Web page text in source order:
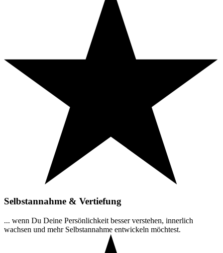
Selbstannahme & Vertiefung
... wenn Du Deine Persönlichkeit besser verstehen, innerlich
wachsen und mehr Selbstannahme entwickeln möchtest.